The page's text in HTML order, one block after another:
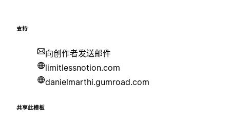
支持
向创作者发送邮件
limitlessnotion.com
danielmarthi.gumroad.com
共享此模板